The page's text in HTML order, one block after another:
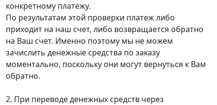
конкретному платежу.
По результатам этой проверки платеж либо
приходит на наш счет, либо возвращается обратно
на Ваш счет. Именно поэтому мы не можем
зачислить денежные средства по заказу
моментально, поскольку они могут вернуться к Вам
обратно.
2. При переводе денежных средств через